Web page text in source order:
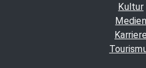
Kultur
Medien
Karriere